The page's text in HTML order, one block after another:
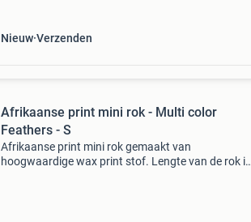
Nieuw Verzenden
Afrikaanse print mini rok - Multi color
Feathers - S
Afrikaanse print mini rok gemaakt van
hoogwaardige wax print stof. Lengte van de rok is